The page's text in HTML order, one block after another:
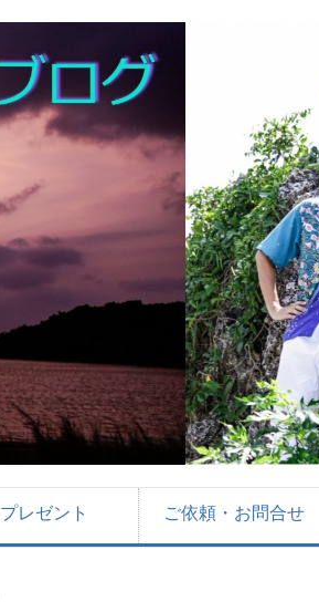
プレゼント ご依頼・お問合せ